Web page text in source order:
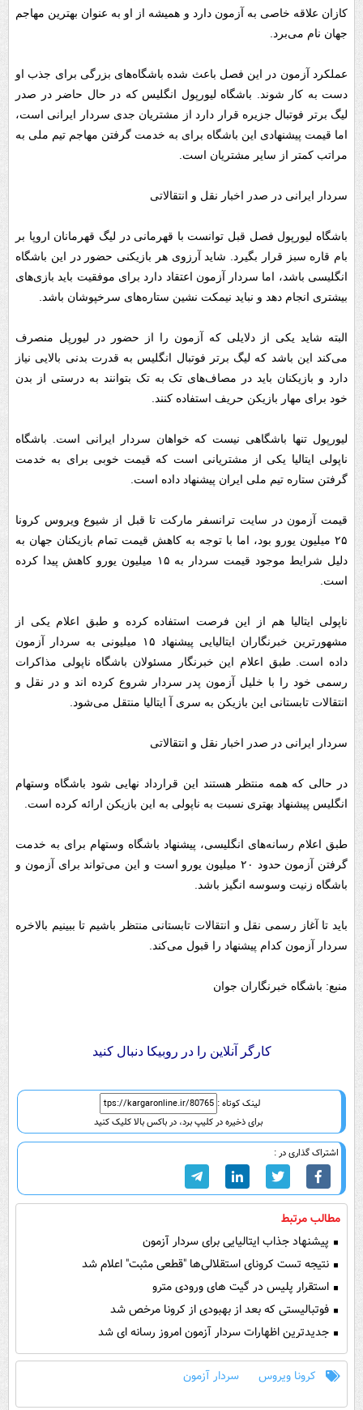
کازان علاقه خاصی به آزمون دارد و همیشه از او به عنوان بهترین مهاجم
جهان نام می‌برد.
عملکرد آزمون در این فصل باعث شده باشگاه‌های بزرگی برای جذب او
دست به کار شوند. باشگاه لیورپول انگلیس که در حال حاضر در صدر
لیگ برتر فوتبال جزیره قرار دارد از مشتریان جدی سردار ایرانی است،
اما قیمت پیشنهادی این باشگاه برای به خدمت گرفتن مهاجم تیم ملی به
مراتب کمتر از سایر مشتریان است.
سردار ایرانی در صدر اخبار نقل و انتقالاتی
باشگاه لیورپول فصل قبل توانست با قهرمانی در لیگ قهرمانان اروپا بر
بام قاره سبز قرار بگیرد. شاید آرزوی هر بازیکنی حضور در این باشگاه
انگلیسی باشد، اما سردار آزمون اعتقاد دارد برای موفقیت باید بازی‌های
بیشتری انجام دهد و نباید نیمکت نشین ستاره‌های سرخپوشان باشد.
البته شاید یکی از دلایلی که آزمون را از حضور در لیورپل منصرف
می‌کند این باشد که لیگ برتر فوتبال انگلیس به قدرت بدنی بالایی نیاز
دارد و بازیکنان باید در مصاف‌های تک به تک بتوانند به درستی از بدن
خود برای مهار بازیکن حریف استفاده کنند.
لیورپول تنها باشگاهی نیست که خواهان سردار ایرانی است. باشگاه
ناپولی ایتالیا یکی از مشتریانی است که قیمت خوبی برای به خدمت
گرفتن ستاره تیم ملی ایران پیشنهاد داده است.
قیمت آزمون در سایت ترانسفر مارکت تا قبل از شیوع ویروس کرونا
۲۵ میلیون یورو بود، اما با توجه به کاهش قیمت تمام بازیکنان جهان به
دلیل شرایط موجود قیمت سردار به ۱۵ میلیون یورو کاهش پیدا کرده
است.
ناپولی ایتالیا هم از این فرصت استفاده کرده و طبق اعلام یکی از
مشهورترین خبرنگاران ایتالیایی پیشنهاد ۱۵ میلیونی به سردار آزمون
داده است. طبق اعلام این خبرنگار مسئولان باشگاه ناپولی مذاکرات
رسمی خود را با خلیل آزمون پدر سردار شروع کرده اند و در نقل و
انتقالات تابستانی این بازیکن به سری آ ایتالیا منتقل می‌شود.
سردار ایرانی در صدر اخبار نقل و انتقالاتی
در حالی که همه منتظر هستند این قرارداد نهایی شود باشگاه وستهام
انگلیس پیشنهاد بهتری نسبت به ناپولی به این بازیکن ارائه کرده است.
طبق اعلام رسانه‌های انگلیسی، پیشنهاد باشگاه وستهام برای به خدمت
گرفتن آزمون حدود ۲۰ میلیون یورو است و این می‌تواند برای آزمون و
باشگاه زنیت وسوسه انگیز باشد.
باید تا آغاز رسمی نقل و انتقالات تابستانی منتظر باشیم تا ببینیم بالاخره
سردار آزمون کدام پیشنهاد را قبول می‌کند.
منبع: باشگاه خبرنگاران جوان
کارگر آنلاین را در روبیکا دنبال کنید
لینک کوتاه :
برای ذخیره در کلیپ برد، در باکس بالا کلیک کنید
اشتراک گذاری در :
مطالب مرتبط
پیشنهاد جذاب ایتالیایی برای سردار آزمون
نتیجه تست کرونای استقلالی‌ها "قطعی مثبت" اعلام شد
استقرار پلیس در گیت‌ های ورودی مترو
فوتبالیستی که بعد از بهبودی از کرونا مرخص شد
جدیدترین اظهارات سردار آزمون امروز رسانه ای شد
کرونا ویروس سردار آزمون